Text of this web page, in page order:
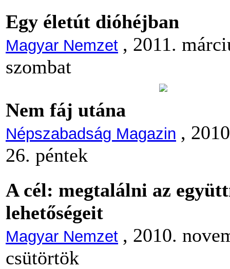
Egy életút dióhéjban
Magyar Nemzet , 2011.
szombat
Nem fáj utána
Népszabadság Magazin ,
26. péntek
A cél: megtalálni az
lehetőségeit
Magyar Nemzet , 2010.
csütörtök